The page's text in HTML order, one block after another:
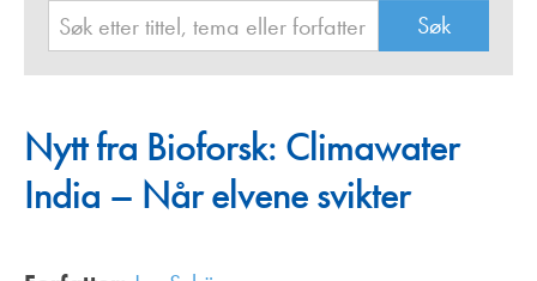
Nytt fra Bioforsk: Climawater
India – Når elvene svikter